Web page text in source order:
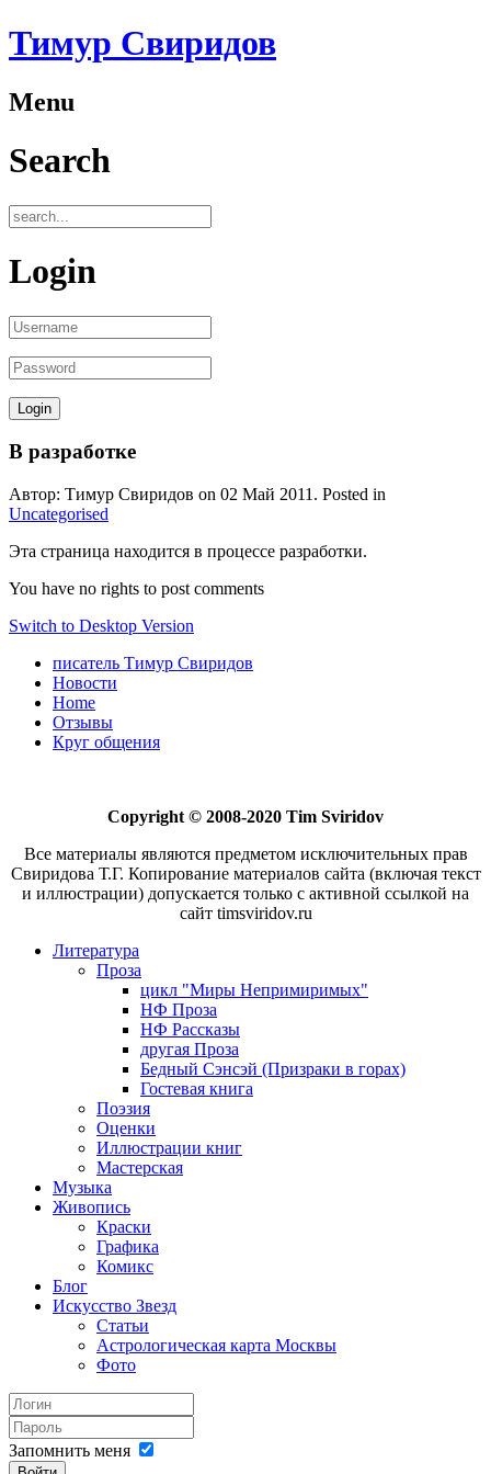
Тимур Свиридов
Menu
Search
Login
В разработке
Автор: Тимур Свиридов on 02 Май 2011 . Posted in
Uncategorised
Эта страница находится в процессе разработки.
You have no rights to post comments
Switch to Desktop Version
писатель Тимур Свиридов
Новости
Home
Отзывы
Круг общения
Copyright © 2008-2020 Tim Sviridov
Все материалы являются предметом исключительных прав
Свиридова Т.Г. Копирование материалов сайта (включая текст
и иллюстрации) допускается только с активной ссылкой на
сайт timsviridov.ru
Литература
Проза
цикл "Миры Непримиримых"
НФ Проза
НФ Рассказы
другая Проза
Бедный Сэнсэй (Призраки в горах)
Гостевая книга
Поэзия
Оценки
Иллюстрации книг
Мастерская
Музыка
Живопись
Краски
Графика
Комикс
Блог
Искусство Звезд
Статьи
Астрологическая карта Москвы
Фото
Запомнить меня